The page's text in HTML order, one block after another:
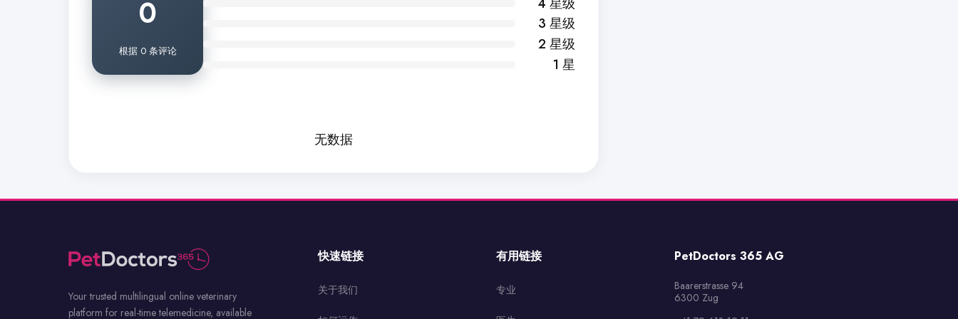
0
根据 0 条评论
3 星级
2 星级
1 星
无数据
Your trusted multilingual online veterinary
platform for real-time telemedicine, available
快速链接
关于我们
有用链接
专业
PetDoctors 365 AG
Baarerstrasse 94
6300 Zug